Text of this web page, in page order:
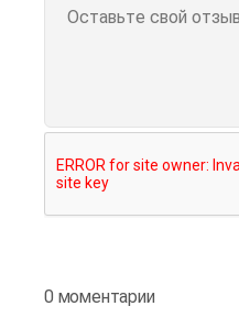
0 моментарии